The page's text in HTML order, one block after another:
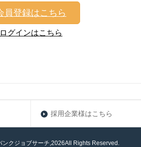
員登録はこちら
ログインはこちら
採用企業様はこちら
クジョブサーチ,2026All Rights Reserved.